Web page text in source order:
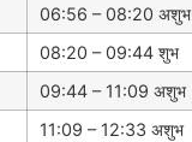
06:56 – 08:20 अशुभ
08:20 – 09:44 शुभ
09:44 – 11:09 अशुभ
11:09 – 12:33 अशुभ